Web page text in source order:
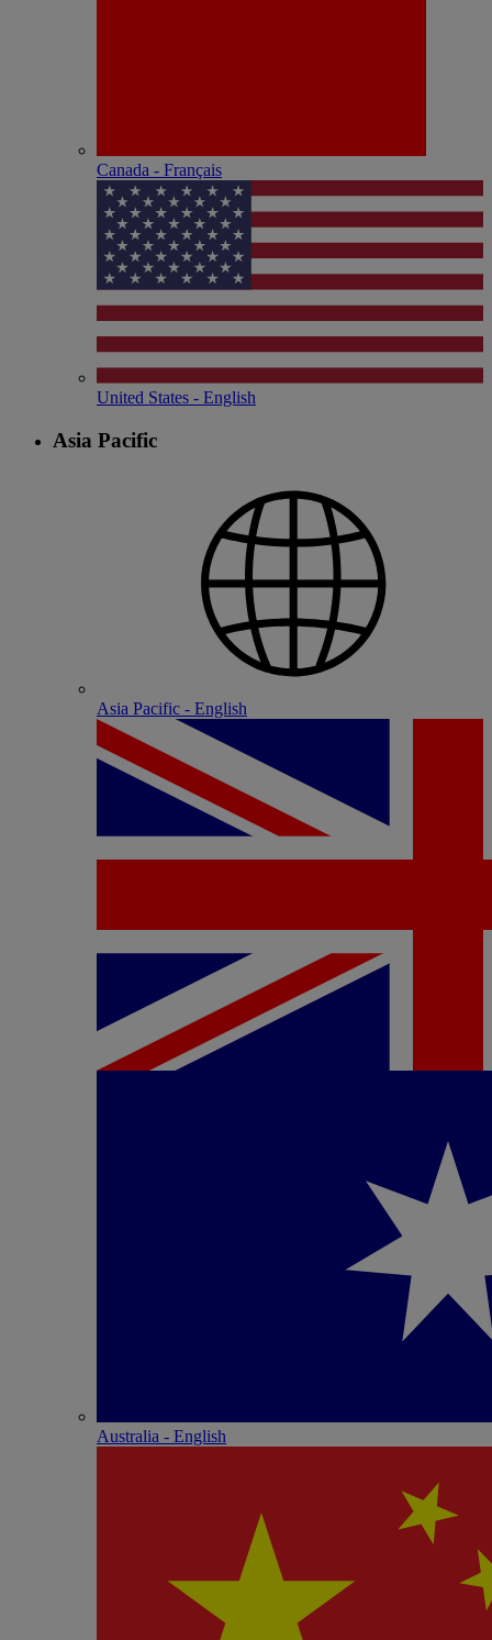
Canada - Français
United States - English
Asia Pacific
Asia Pacific - English
Australia - English